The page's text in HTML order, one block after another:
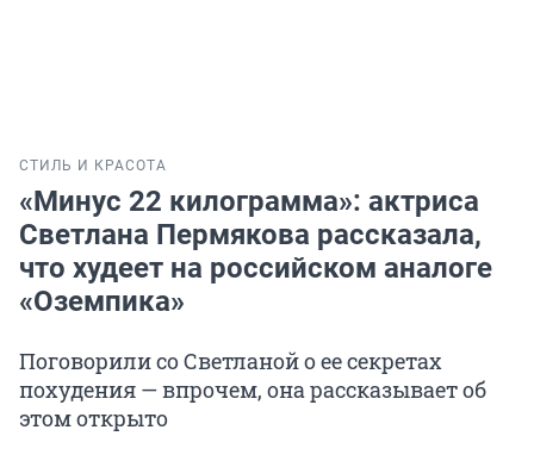
СТИЛЬ И КРАСОТА
«Минус 22 килограмма»: актриса
Светлана Пермякова рассказала,
что худеет на российском аналоге
«Оземпика»
Поговорили со Светланой о ее секретах
похудения — впрочем, она рассказывает об
этом открыто